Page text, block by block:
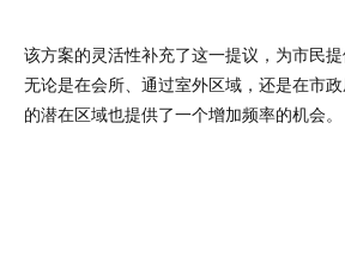
该方案的灵活性补充了这一提议，为市民
无论是在会所、通过室外区域，还是在市
的潜在区域也提供了一个增加频率的机会。